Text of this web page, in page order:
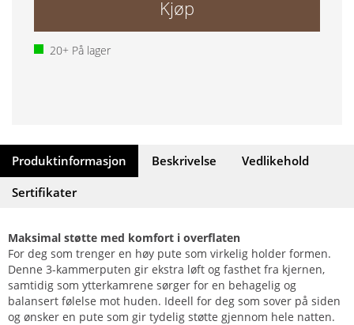
Kjøp
20+ På lager
Produktinformasjon Beskrivelse
Vedlikehold
Sertifikater
Maksimal støtte med komfort i overflaten
For deg som trenger en høy pute som virkelig holder formen.
Denne 3-kammerputen gir ekstra løft og fasthet fra kjernen,
samtidig som ytterkamrene sørger for en behagelig og
balansert følelse mot huden. Ideell for deg som sover på siden
og ønsker en pute som gir tydelig støtte gjennom hele natten.